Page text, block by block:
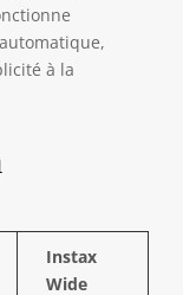
à la
Instax
Wide